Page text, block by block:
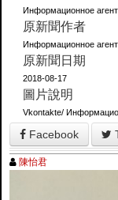
Информационное
原新聞作者
Информационное
原新聞日期
2018-08-17
圖片說明
Vkontakte/
Facebook
陳怡君